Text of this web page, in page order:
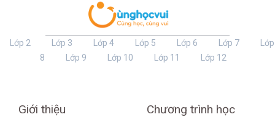
Lớp 2 Lớp 3 Lớp 4 Lớp 5 Lớp 6 Lớp 7
Lớp
8
Lớp 9 Lớp 10 Lớp 11 Lớp 12
Giới thiệu Chương trình học